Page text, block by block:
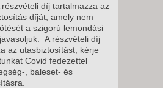
részvételi díj tartalmazza az
díját, amely nem
a szigorú lemondási
A részvételi díj
az utasbiztosítást, kérje
Covid fedezettel
, baleset- és